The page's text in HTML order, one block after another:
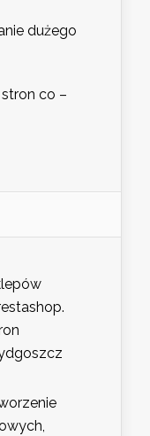
dużego
co –